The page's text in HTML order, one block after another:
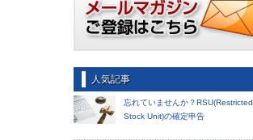
人気記事
忘れていませんか？RSU(Restricted
Stock Unit)の確定申告